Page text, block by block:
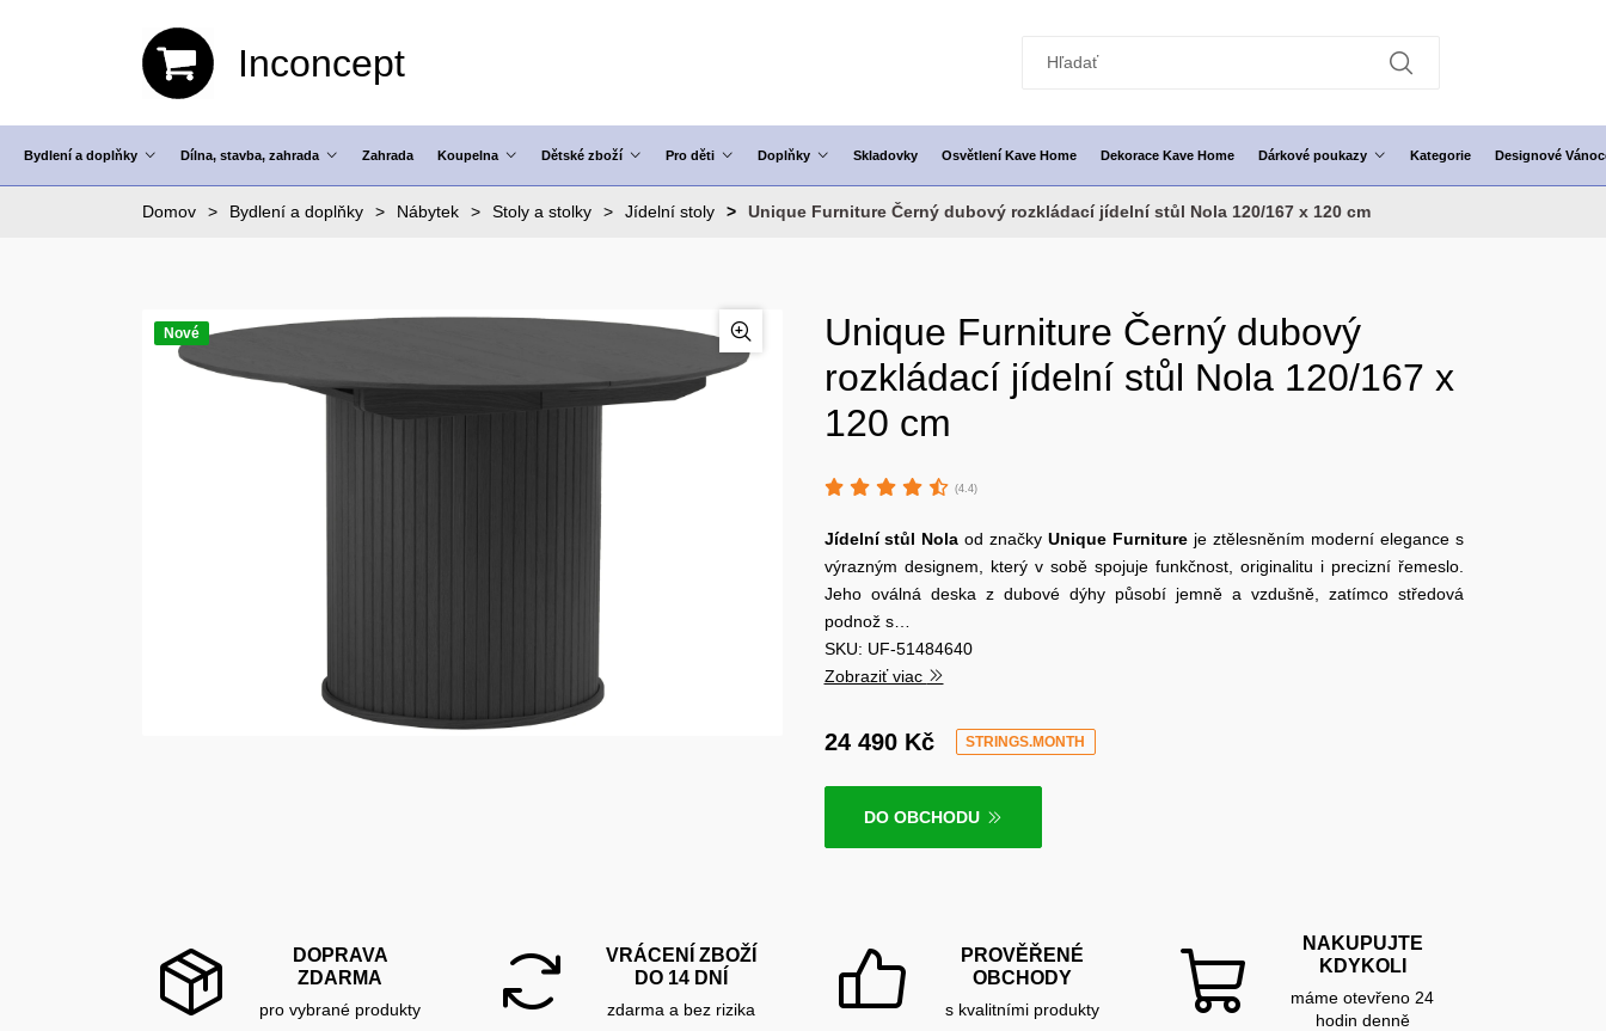
Inconcept
Bydlení a doplňky Dílna, stavba, zahrada Zahrada Koupelna Dětské zboží Pro děti Doplňky Skladovky Osvětlení Kave Home Dekorace Kave Home Dárkové poukazy Kategorie Designové
Domov Bydlení a doplňky Nábytek Stoly a stolky Jídelní stoly Unique Furniture Černý dubový rozkládací jídelní stůl Nola 120/167 x 120 cm
Nové
Unique Furniture Černý dubový
rozkládací jídelní stůl Nola 120/167 x
120 cm
(4.4)
Jídelní stůl Nola od značkyUnique Furniture je ztělesněním moderní elegance s
výrazným designem, který v sobě spojuje funkčnost, originalitu i precizní řemeslo.
Jeho oválná deska z dubové dýhy působí jemně a vzdušně, zatímco středová
podnož s…
SKU: UF-51484640
Zobraziť viac
24 490 Kč STRINGS.MONTH
DO OBCHODU
DOPRAVA
ZDARMA
pro vybrané produkty
VRÁCENÍ ZBOŽÍ
DO 14 DNÍ
zdarma a bez rizika
PROVĚŘENÉ
OBCHODY
s kvalitními produkty
NAKUPUJTE
KDYKOLI
máme otevřeno 24
hodin denně